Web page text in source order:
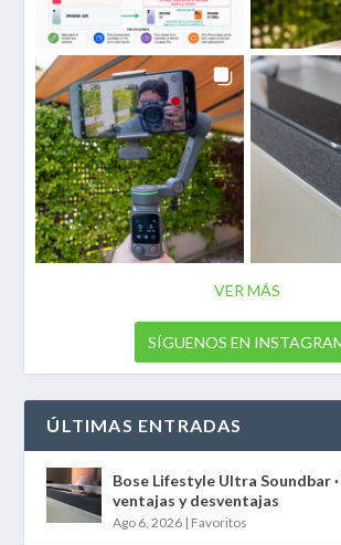
VER MÁS
SÍGUENOS EN
ÚLTIMAS ENTRADAS
Bose Lifestyle Ultra Soundbar
ventajas y desventajas
Ago 6, 2026 | Favoritos